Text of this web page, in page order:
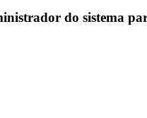
do sistema